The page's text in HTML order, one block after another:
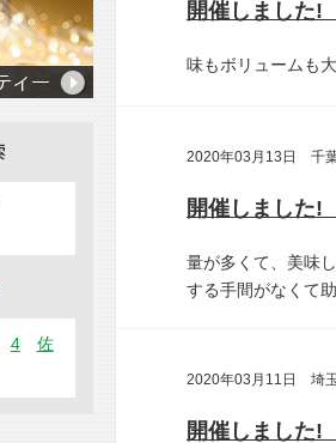
味もボリュームも
2020年03月13日 千
量が多くて、美味
する手間がなくて
2020年03月11日 埼
4
佐